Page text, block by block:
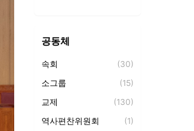
성경필사
성경통독 (1)
성경암송 (1)
제자훈련 (72)
새가족 교육 (2)
공동체
속회 (30)
소그룹 (15)
교제 (130)
역사편찬위원회 (1)